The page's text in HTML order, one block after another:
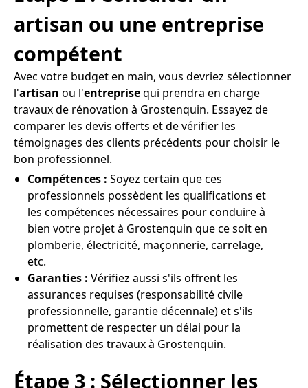
artisan ou une entreprise
compétent
Avec votre budget en main, vous devriez sélectionner
l'artisan ou l'entreprisequi prendra en charge
travaux de rénovation à Grostenquin. Essayez de
comparer les devis offerts et de vérifier les
témoignages des clients précédents pour choisir le
bon professionnel.
Compétences : Soyez certain que ces
professionnels possèdent les qualifications et
les compétences nécessaires pour conduire à
bien votre projet à Grostenquin que ce soit en
plomberie, électricité, maçonnerie, carrelage,
etc.
Garanties : Vérifiez aussi s'ils offrent les
assurances requises (responsabilité civile
professionnelle, garantie décennale) et s'ils
promettent de respecter un délai pour la
réalisation des travaux à Grostenquin.
Étape 3 : Sélectionner les